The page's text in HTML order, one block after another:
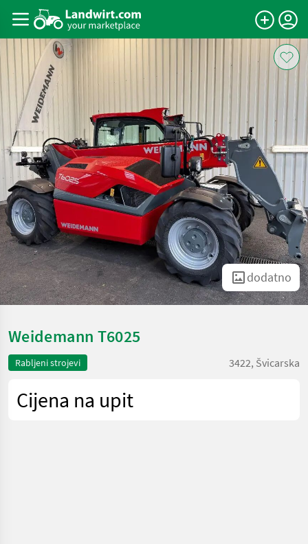
dodatno
Weidemann T6025
Rabljeni strojevi 3422, Švicarska
Cijena na upit